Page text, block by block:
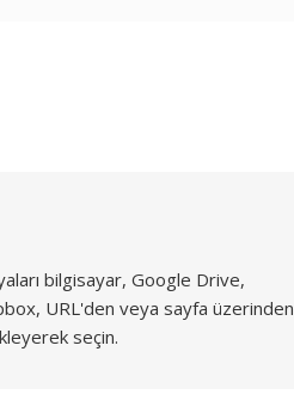
bilgisayar, Google Drive,
URL'den veya sayfa üzerinden
seçin.